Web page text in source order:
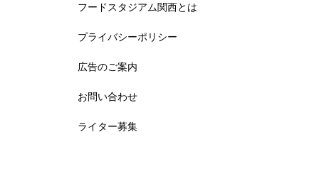
フードスタジアム関西とは
プライバシーポリシー
広告のご案内
お問い合わせ
ライター募集